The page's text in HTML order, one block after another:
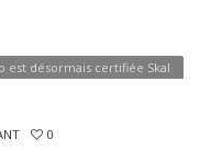
est désormais certifiée Skal
0